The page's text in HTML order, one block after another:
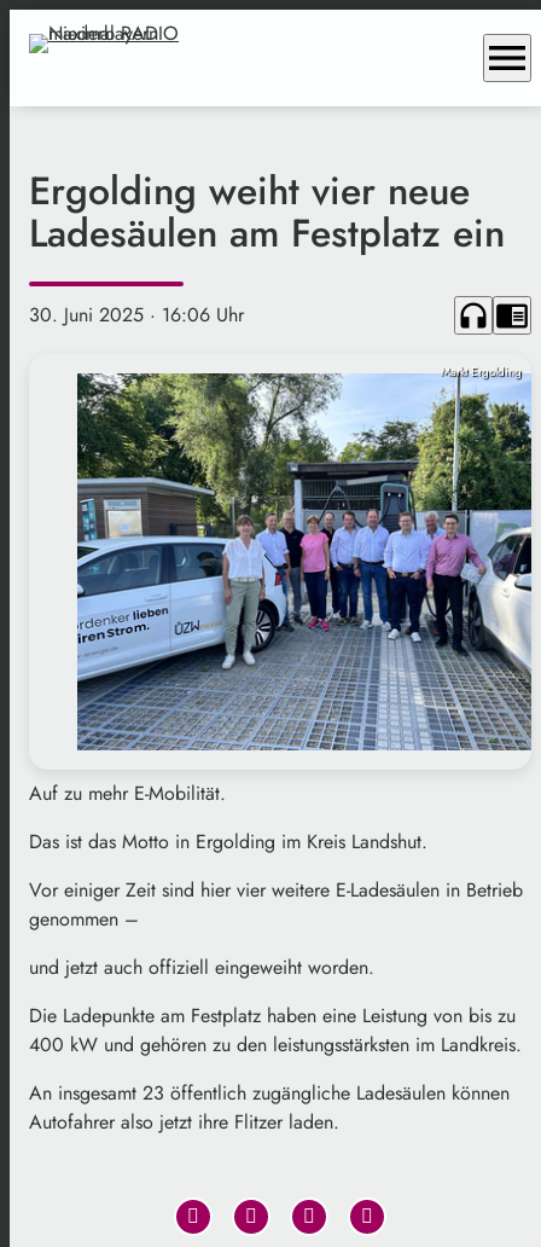
menu
Ergolding weiht vier neue
Ladesäulen am Festplatz ein
30. Juni 2025 · 16:06 Uhr headphones chrome_reader_mode
Markt Ergolding
Auf zu mehr E-Mobilität.
Das ist das Motto in Ergolding im Kreis Landshut.
Vor einiger Zeit sind hier vier weitere E-Ladesäulen in Betrieb
genommen –
und jetzt auch offiziell eingeweiht worden.
Die Ladepunkte am Festplatz haben eine Leistung von bis zu
400 kW und gehören zu den leistungsstärksten im Landkreis.
An insgesamt 23 öffentlich zugängliche Ladesäulen können
Autofahrer also jetzt ihre Flitzer laden.